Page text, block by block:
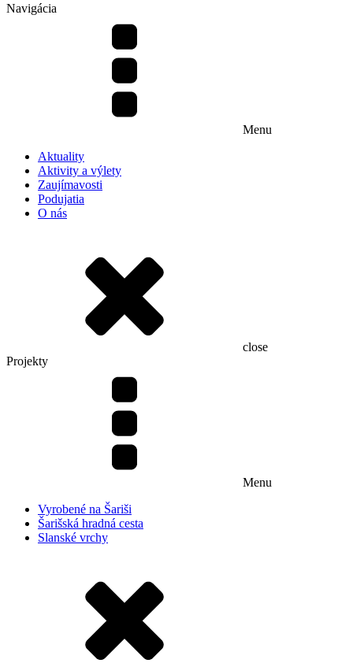
Navigácia
Menu
Aktuality
Aktivity a výlety
Zaujímavosti
Podujatia
O nás
close
Projekty
Menu
Vyrobené na Šariši
Šarišská hradná cesta
Slanské vrchy